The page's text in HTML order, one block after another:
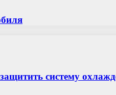
систему